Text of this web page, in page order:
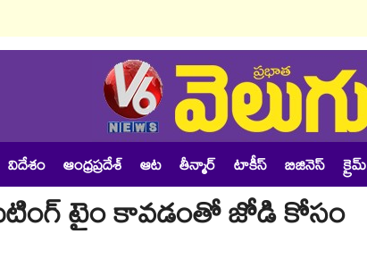
విదేశం ఆంధ్రప్రదేశ్ ఆట తీన్మార్ టాకీస్ బిజినెస్ క్రైమ్
మేటింగ్ టైం కావడంతో జోడి కోసం